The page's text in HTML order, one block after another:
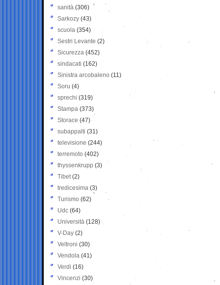
sanità (306)
Sarkozy (43)
scuola (354)
Sestri Levante (2)
Sicurezza (452)
sindacati (162)
Sinistra arcobaleno (11)
Soru (4)
sprechi (319)
Stampa (373)
Storace (47)
subappalti (31)
televisione(244)
terremoto (402)
thyssenkrupp (3)
Tibet(2)
tredicesima (3)
Turismo (62)
Udc (64)
Università (128)
V-Day (2)
Veltroni (30)
Vendola (41)
Verdi (16)
Vincenzi (30)